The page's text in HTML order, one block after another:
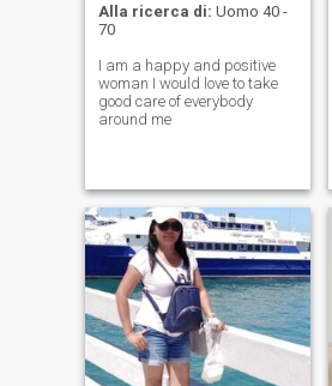
Alla ricerca di: Uomo 40 -
70
I am a happy and positive
woman I would love to take
good care of everybody
around me